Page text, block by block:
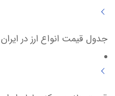
جدول قیمت انواع ارز در ایران